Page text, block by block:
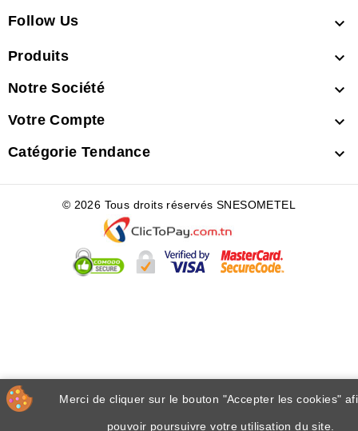
Follow Us 
Produits 
Notre Société 
Votre Compte 
Catégorie Tendance 
Merci de cliquer sur le bouton "Accepter les cookies"
pouvoir poursuivre votre utilisation du site.
© 2026 Tous droits réservés SNESOMETEL